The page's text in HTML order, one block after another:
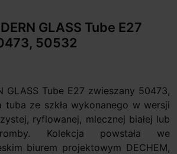
GLASS Tube E27
50532
GLASS Tube E27 zwieszany 50473,
ze szkła wykonanego w wersji
ryflowanej, mlecznej białej lub
Kolekcja powstała we
biurem projektowym DECHEM,